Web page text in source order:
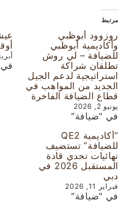
مرتبط
روزوود أبوظبي
وأكاديمية أبوظبي
للضيافة – لي روش
تطلقان شراكة
استراتيجية لدعم الجيل
الجديد من المواهب في
قطاع الضيافة الفاخرة
يونيو 2, 2026
في "ضيافة"
أبريل 15,
“أكاديمية QE2
للضيافة” تستضيف
نهائيات تحدي قادة
المستقبل 2026 في
دبي
فبراير 11, 2026
في "ضيافة"